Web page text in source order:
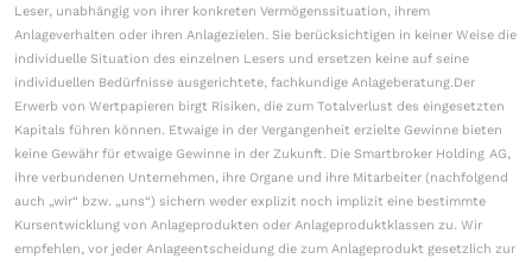
Leser, unabhängig von ihrer konkreten Vermögenssituation, ihrem
Anlageverhalten oder ihren Anlagezielen. Sie berücksichtigen in keiner Weise die
individuelle Situation des einzelnen Lesers und ersetzen keine auf seine
individuellen Bedürfnisse ausgerichtete, fachkundige Anlageberatung.Der
Erwerb von Wertpapieren birgt Risiken, die zum Totalverlust des eingesetzten
Kapitals führen können. Etwaige in der Vergangenheit erzielte Gewinne bieten
keine Gewähr für etwaige Gewinne in der Zukunft. Die Smartbroker Holding AG,
ihre verbundenen Unternehmen, ihre Organe und ihre Mitarbeiter (nachfolgend
auch „wir“ bzw. „uns“) sichern weder explizit noch implizit eine bestimmte
Kursentwicklung von Anlageprodukten oder Anlageproduktklassen zu. Wir
empfehlen, vor jeder Anlageentscheidung die zum Anlageprodukt gesetzlich zur